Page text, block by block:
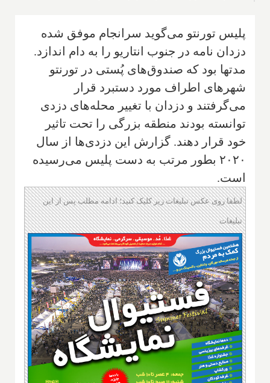
پلیس تورنتو می‌گوید سرانجام موفق شده
دزدان نامه در جنوب انتاریو را به دام اندازد.
مدتها بود که صندوق‌های پُستی در تورنتو
شهرهای اطراف مورد دستبرد قرار
می‌گرفتند و دزدان با تغییر محله‌های دزدی
توانسته بودند منطقه بزرگی را تحت تاثیر
خود قرار دهند. گزارش این دزدی‌ها از سال
۲۰۲۰ بطور مرتب به دست پلیس می‌رسیده
است.
لطفا روی عکس تبلیغات زیر کلیک کنید؛ ادامه مطلب پس از این
تبلیغات